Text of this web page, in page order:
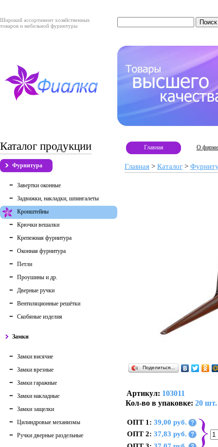
Широкий ассортимент хозяйственных
товаров и мебельной фурнитуры
Каталог продукции
Фурнитура
Завертки оконные
Задвижки, накладки, шпингалеты
Кронштейны
Крючки вешалки
Крепежная фурнитура
Оконная фурнитура
Петли
Проушины и др.
Дверные ручки
Вентиляционные решётки
Скобяные изделия
Замки
Замки висячие
Замки врезные
Замки гаражные
Замки накладные
Замки защелки
Цилиндровые механизмы
Ручки дверные раздельные
Главная О фирме
Главная > Каталог >
Поделиться…
Артикул: 103011
Кол-во в упаковке: 20 шт.
ОПТ 1: 39,00 руб. ?
ОПТ 2: 37,83 руб. ?